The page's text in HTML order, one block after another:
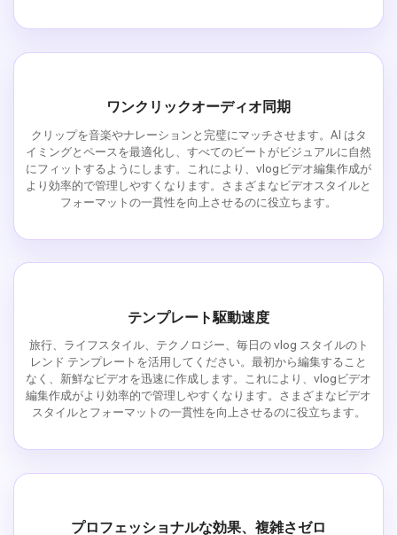
ワンクリックオーディオ同期
クリップを音楽やナレーションと完璧にマッチさせます。AI はタ
イミングとペースを最適化し、すべてのビートがビジュアルに自然
にフィットするようにします。これにより、vlogビデオ編集作成が
より効率的で管理しやすくなります。さまざまなビデオスタイルと
フォーマットの一貫性を向上させるのに役立ちます。
テンプレート駆動速度
旅行、ライフスタイル、テクノロジー、毎日の vlog スタイルのト
レンド テンプレートを活用してください。最初から編集すること
なく、新鮮なビデオを迅速に作成します。これにより、vlogビデオ
編集作成がより効率的で管理しやすくなります。さまざまなビデオ
スタイルとフォーマットの一貫性を向上させるのに役立ちます。
プロフェッショナルな効果、複雑さゼロ